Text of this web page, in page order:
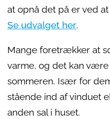
at opnå det på er ved
Se udvalget her.
Mange foretrækker at
varme, og det kan
sommeren. Især for
stående ind af vinduet
anden sal i huset.